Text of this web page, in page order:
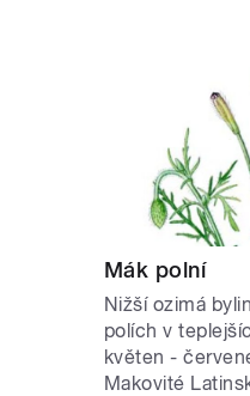
Mák polní
Nižší ozimá
polích v
květen -
Makovité